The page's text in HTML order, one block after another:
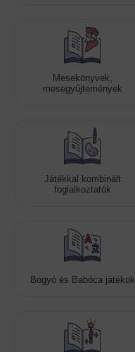
Mesekönyvek,
mesegyűjtemények
Játékkal kombinált
foglalkoztatók
Bogyó és Babóca játékok